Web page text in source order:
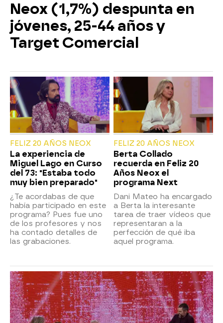
Neox (1,7%) despunta en
jóvenes, 25-44 años y
Target Comercial
FELIZ 20 AÑOS NEOX
La experiencia de
Miguel Lago en Curso
del 73: "Estaba todo
muy bien preparado"
¿Te acordabas de que
había participado en este
programa? Pues fue uno
de los profesores y nos
ha contado detalles de
las grabaciones.
FELIZ 20 AÑOS NEOX
Berta Collado
recuerda en Feliz 20
Años Neox el
programa Next
Dani Mateo ha encargado
a Berta la interesante
tarea de traer vídeos que
representaran a la
perfección de qué iba
aquel programa.